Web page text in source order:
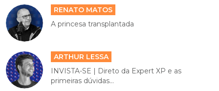
RENATO MATOS
A princesa transplantada
ARTHUR LESSA
INVISTA-SE | Direto da Expert XP e as
primeiras dúvidas...